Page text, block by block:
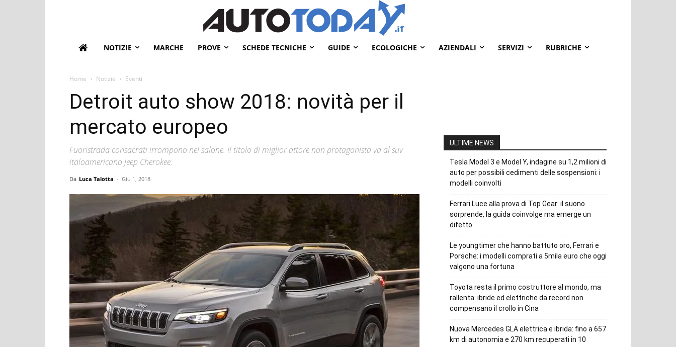
NOTIZIE MARCHE PROVE SCHEDE TECNICHE GUIDE ECOLOGICHE AZIENDALI SERVIZI RUBRICHE
Home Notizie Eventi
Detroit auto show 2018: novità per il
mercato europeo
Fuoristrada consacrati irrompono nel salone. Il titolo di miglior attore non protagonista va al suv
italoamericano Jeep Cherokee.
Da Luca Talotta - Giu 1, 2018
ULTIME NEWS
Tesla Model 3 e Model Y, indagine su 1,2 milioni di
auto per possibili cedimenti delle sospensioni: i
modelli coinvolti
Ferrari Luce alla prova di Top Gear: il suono
sorprende, la guida coinvolge ma emerge un
difetto
Le youngtimer che hanno battuto oro, Ferrari e
Porsche: i modelli comprati a 5mila euro che oggi
valgono una fortuna
Toyota resta il primo costruttore al mondo, ma
rallenta: ibride ed elettriche da record non
compensano il crollo in Cina
Nuova Mercedes GLA elettrica e ibrida: fino a 657
km di autonomia e 270 km recuperati in 10